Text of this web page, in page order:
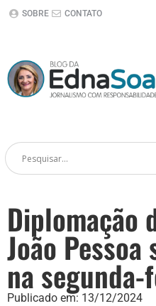
SOBRE CONTATO
Diplomação
João
na
Publicado em: 13/12/2024